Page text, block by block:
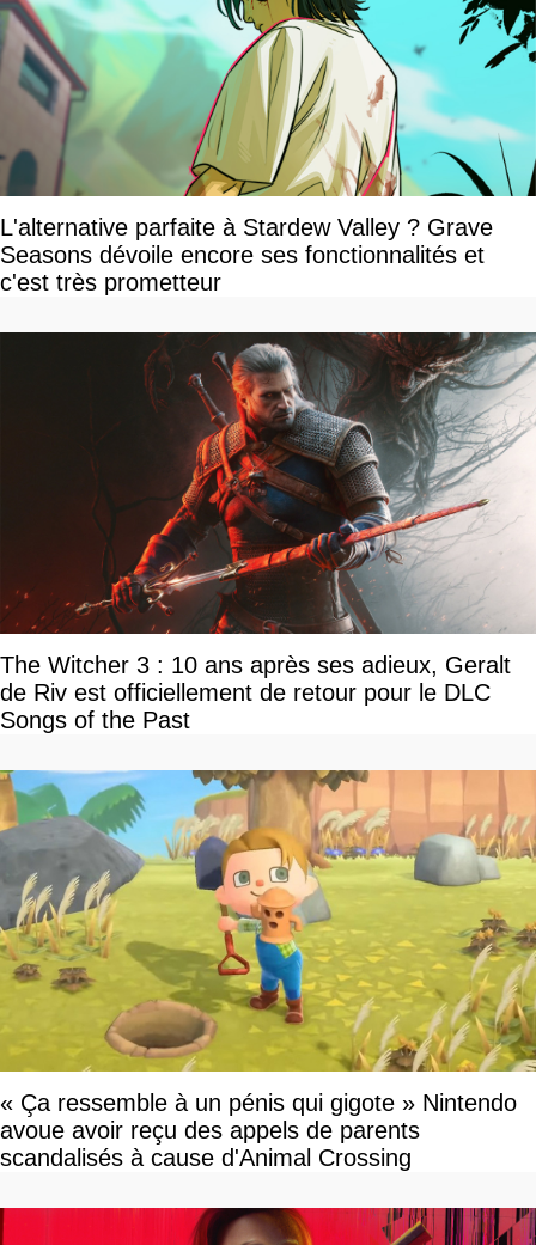
L'alternative parfaite à Stardew Valley ? Grave
Seasons dévoile encore ses fonctionnalités et
c'est très prometteur
The Witcher 3 : 10 ans après ses adieux, Geralt
de Riv est officiellement de retour pour le DLC
Songs of the Past
« Ça ressemble à un pénis qui gigote » Nintendo
avoue avoir reçu des appels de parents
scandalisés à cause d'Animal Crossing